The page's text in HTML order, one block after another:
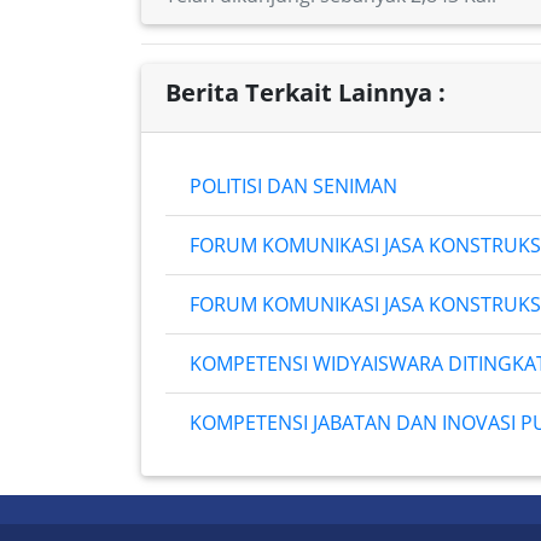
Berita Terkait Lainnya :
POLITISI DAN SENIMAN
FORUM KOMUNIKASI JASA
FORUM KOMUNIKASI JASA
KOMPETENSI WIDYAISWARA
KOMPETENSI JABATAN DAN INOVASI